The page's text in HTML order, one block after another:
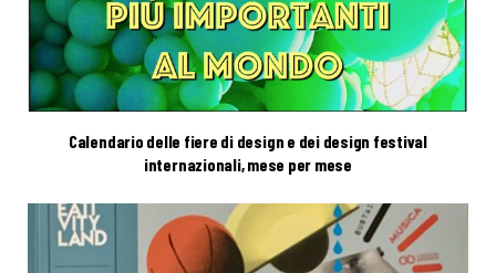
Calendario delle fiere di design e dei design festival
internazionali, mese per mese